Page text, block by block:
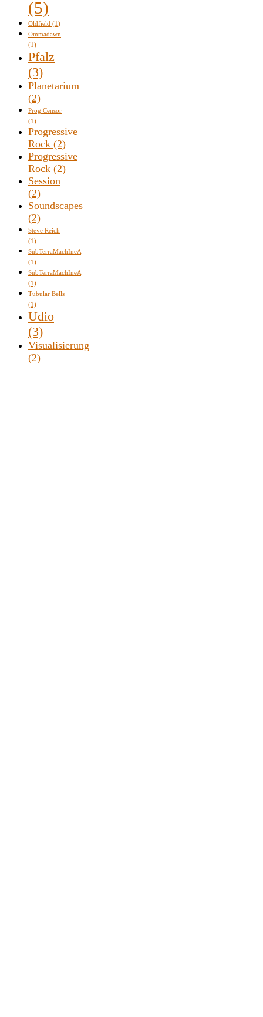
(5)
Oldfield (1)
Ommadawn
(1)
Pfalz
(3)
Planetarium
(2)
Prog Censor
(1)
Progressive
Rock (2)
Progressive
Rock (2)
Session
(2)
Soundscapes
(2)
Steve Reich
(1)
SubTerraMachIneA
(1)
SubTerraMachIneA
(1)
Tubular Bells
(1)
Udio
(3)
Visualisierung
(2)